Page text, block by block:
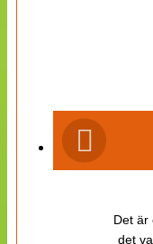
Det är
det